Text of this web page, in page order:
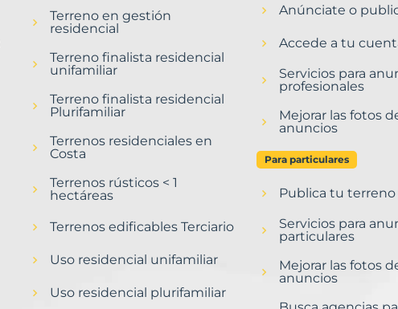
Terreno en gestión
residencial
Terreno finalista residencial
unifamiliar
Terreno finalista residencial
Plurifamiliar
Terrenos residenciales en
Costa
Terrenos rústicos < 1
hectáreas
Terrenos edificables Terciario
Uso residencial unifamiliar
Uso residencial plurifamiliar
Anúnciate o
Accede a tu
Servicios para
profesionales
Mejorar las fotos
anuncios
Para particulares
Publica tu terreno
Servicios para
particulares
Mejorar las fotos
anuncios